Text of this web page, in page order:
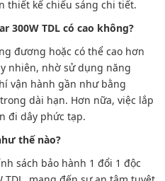
thiết kế chiếu sáng chi tiết.
300W TDL có cao không?
đương hoặc có thể cao hơn
nhiên, nhờ sử dụng năng
vận hành gần như bằng
dài hạn. Hơn nữa, việc lắp
đi dây phức tạp.
thế nào?
sách bảo hành 1 đổi 1 độc